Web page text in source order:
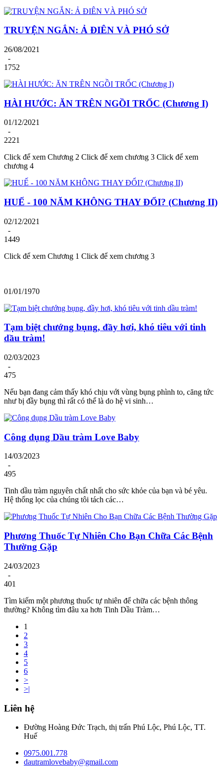
TRUYỆN NGẮN: Ả ĐIÊN VÀ PHÓ SỞ
26/08/2021
-
1752
HÀI HƯỚC: ĂN TRÊN NGỒI TRỐC (Chương I)
01/12/2021
-
2221
Click để xem Chương 2 Click để xem chương 3 Click để xem
chương 4
HUẾ - 100 NĂM KHÔNG THAY ĐỔI? (Chương II)
02/12/2021
-
1449
Click để xem Chương 1 Click để xem chương 3
01/01/1970
Tạm biệt chướng bụng, đầy hơi, khó tiêu với tinh
dầu tràm!
02/03/2023
-
475
Nếu bạn đang cảm thấy khó chịu với vùng bụng phình to, căng tức
như bị đầy bụng thì rất có thể là do hệ vi sinh…
Công dụng Dầu tràm Love Baby
14/03/2023
-
495
Tinh dầu tràm nguyên chất nhất cho sức khỏe của bạn và bé yêu.
Hệ thống lọc của chúng tôi tách các…
Phương Thuốc Tự Nhiên Cho Bạn Chữa Các Bệnh
Thường Gặp
24/03/2023
-
401
Tìm kiếm một phương thuốc tự nhiên để chữa các bệnh thông
thường? Không tìm đâu xa hơn Tinh Dầu Tràm…
1
2
3
4
5
6
>
>|
Liên hệ
Đường Hoàng Đức Trạch, thị trấn Phú Lộc, Phú Lộc, TT.
Huế
0975.001.778
dautramlovebaby@gmail.com